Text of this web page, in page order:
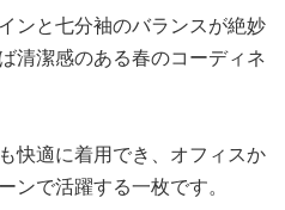
ンと七分袖のバランスが絶妙
清潔感のある春のコーディネ
快適に着用でき、オフィスか
ンで活躍する一枚です。